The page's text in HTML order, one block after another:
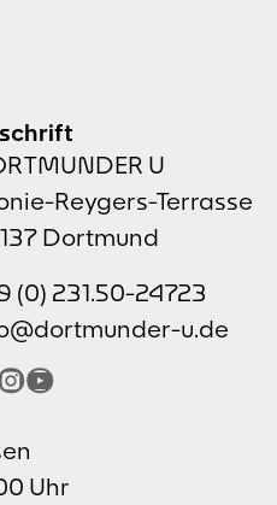
U
Reygers-Terrasse
Dortmund
(0) 231.50-24723
u.de
YouTube
Uhr